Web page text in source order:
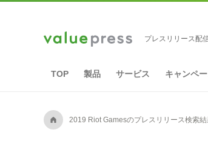
プレスリリース配
TOP 製品 サービス キャンペ
A 2019 Riot Gamesのプレスリリース検索